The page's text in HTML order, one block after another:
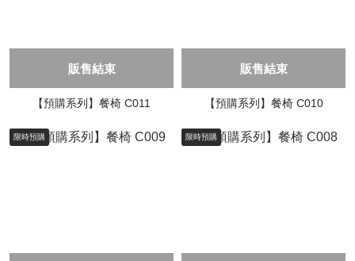
販售結束
【預購系列】餐椅 C011
販售結束
【預購系列】餐椅 C010
限時預購 限時預購